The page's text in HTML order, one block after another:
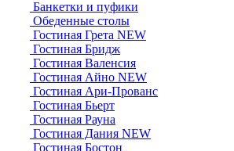
Банкетки и пуфики
Обеденные столы
Гостиная Грета NEW
Гостиная Бридж
Гостиная Валенсия
Гостиная Айно NEW
Гостиная Ари-Прованс
Гостиная Бьерт
Гостиная Рауна
Гостиная Дания NEW
Гостиная Бостон